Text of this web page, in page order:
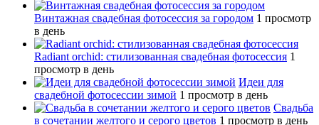
Винтажная свадебная фотосессия за городом 1 просмотр
в день
Radiant orchid: стилизованная свадебная фотосессия 1
просмотр в день
Идеи для
свадебной фотосессии зимой 1 просмотр в день
Свадьба
в сочетании желтого и серого цветов 1 просмотр в день